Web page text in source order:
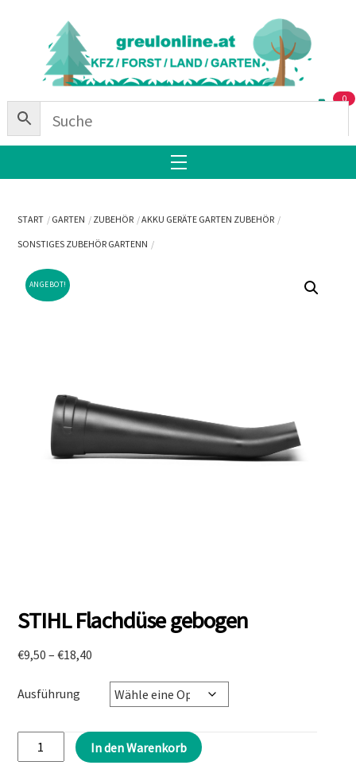
0
Menu
START GARTEN ZUBEHÖR AKKU GERÄTE GARTEN ZUBEHÖR
SONSTIGES ZUBEHÖR GARTENN
ANGEBOT!
STIHL Flachdüse gebogen
€9,50 –€18,40
€18,40
Ausführung
STIHL
Flachdüse
In den Warenkorb
To
Top